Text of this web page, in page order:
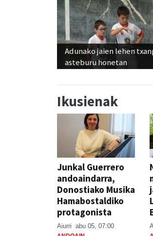
Adunako jaien lehen
asteburu honetan
Ikusienak
Junkal Guerrero
andoaindarra,
Donostiako Musika
Hamabostaldiko
protagonista
Aiurri abu 05, 07:00